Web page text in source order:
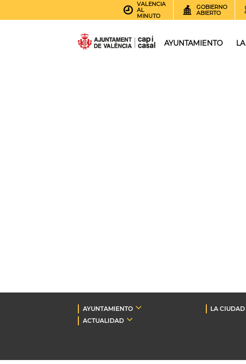
VALENCIA
AL
MINUTO
GOBIERNO
ABIERTO
AYUNTAMIENTO
AYUNTAMIENTO LA CIUDAD
ACTUALIDAD